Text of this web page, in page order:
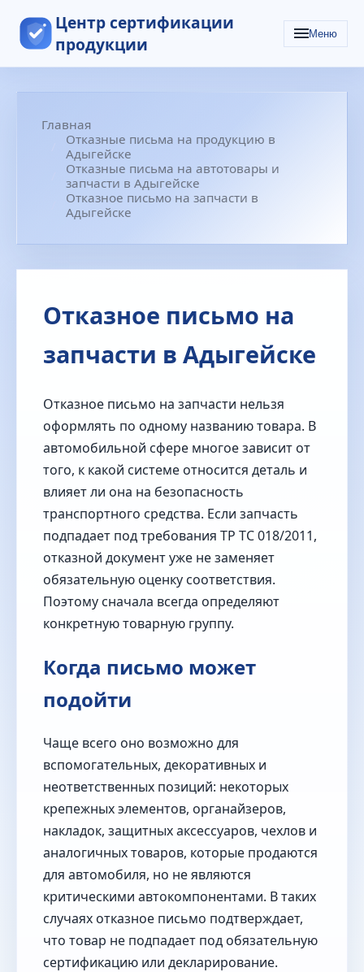
Центр сертификации
продукции
Меню
Главная
Отказные письма на продукцию в
Адыгейске
Отказные письма на автотовары и
запчасти в Адыгейске
Отказное письмо на запчасти в
Адыгейске
Отказное письмо на
запчасти в Адыгейске
Отказное письмо на запчасти нельзя
оформлять по одному названию товара. В
автомобильной сфере многое зависит от
того, к какой системе относится деталь и
влияет ли она на безопасность
транспортного средства. Если запчасть
подпадает под требования ТР ТС 018/2011,
отказной документ уже не заменяет
обязательную оценку соответствия.
Поэтому сначала всегда определяют
конкретную товарную группу.
Когда письмо может
подойти
Чаще всего оно возможно для
вспомогательных, декоративных и
неответственных позиций: некоторых
крепежных элементов, органайзеров,
накладок, защитных аксессуаров, чехлов и
аналогичных товаров, которые продаются
для автомобиля, но не являются
критическими автокомпонентами. В таких
случаях отказное письмо подтверждает,
что товар не подпадает под обязательную
сертификацию или декларирование.